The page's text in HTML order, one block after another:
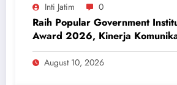
Inti Jatim 0
Raih Popular Government
Award 2026, Kinerja
Kementerian ATR/BPN
August 10, 2026